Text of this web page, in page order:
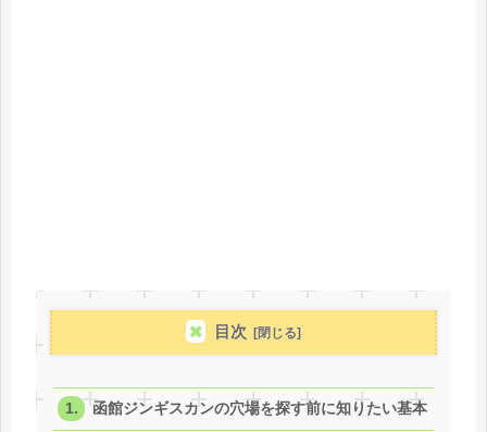
目次
函館ジンギスカンの穴場を探す前に知りたい基本